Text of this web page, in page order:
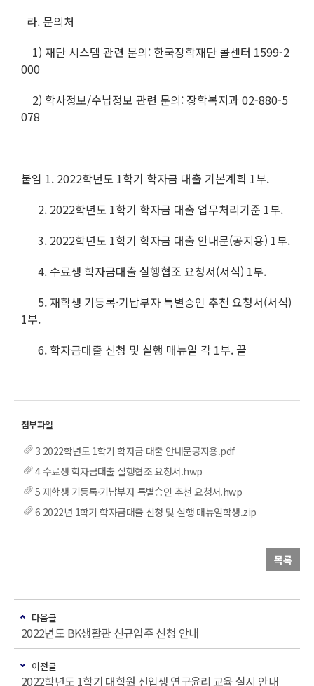
라. 문의처
1) 재단 시스템 관련 문의: 한국장학재단 콜센터 1599-2
000
2) 학사정보/수납정보 관련 문의: 장학복지과 02-880-5
078
붙임 1. 2022학년도 1학기 학자금 대출 기본계획 1부.
2. 2022학년도 1학기 학자금 대출 업무처리기준 1부.
3. 2022학년도 1학기 학자금 대출 안내문(공지용) 1부.
4. 수료생 학자금대출 실행협조 요청서(서식) 1부.
5. 재학생 기등록·기납부자 특별승인 추천 요청서(서식)
1부.
6. 학자금대출 신청 및 실행 매뉴얼 각 1부. 끝
3 2022학년도 1학기 학자금 대출 안내문공지용.pdf
4 수료생 학자금대출 실행협조 요청서.hwp
5 재학생 기등록·기납부자 특별승인 추천 요청서.hwp
6 2022년 1학기 학자금대출 신청 및 실행 매뉴얼학생.zip
목록
다음글
2022년도 BK생활관 신규입주 신청 안내
이전글
2022학년도 1학기 대학원 신입생 연구윤리 교육 실시 안내